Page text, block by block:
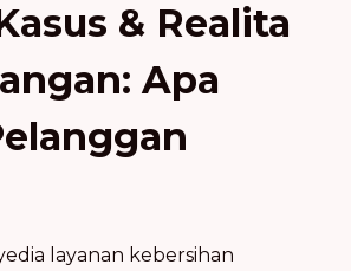
& Realita
Apa
layanan kebersihan